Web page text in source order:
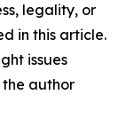
legality, or
in this article.
issues
author